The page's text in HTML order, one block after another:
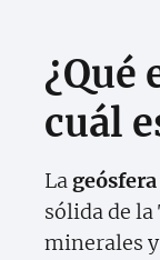
¿Qué
cuál
La geósfera
sólida de
minerales